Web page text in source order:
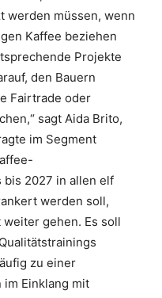
werden müssen, wenn
Kaffee beziehen
Projekte
den Bauern
Fairtrade oder
sagt Aida Brito,
im Segment
bis 2027 in allen elf
werden soll,
gehen. Es soll
zu einer
Einklang mit